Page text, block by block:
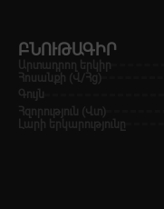
ԲՆՈՒԹԱԳԻՐ
Արտադրող երկիր
Հոսանքի (Վ/Հց)
Գույն
Հզորություն (Վտ)
Լարի երկարությունը